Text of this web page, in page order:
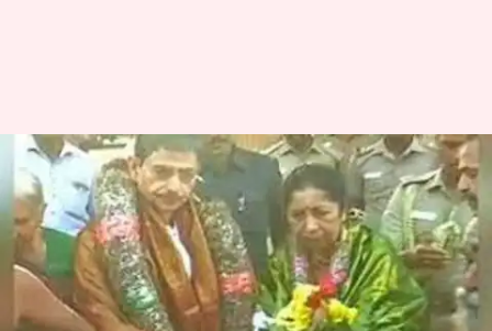
சிதம்பரம் நடராஜர்
கோயிலில் தமிழக
ஆளுநர் ஆர்.என்.ரவி
குடும்பத்துடன் சாமி
தரிசனம்